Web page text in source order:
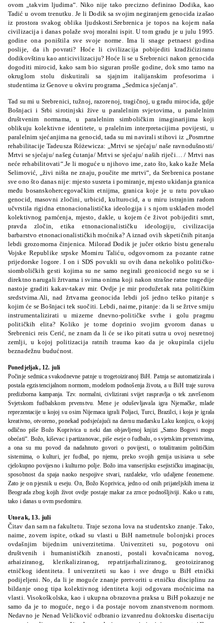
ovom „takvim ljudima“. Niko nije tako precizno definirao Dodika, kao
Tadić u ovom trenutku. Je li Dodik sa svojim negiranjem genocida izašao
iz prostora svakog oblika ljudskosti.Srebrenica je topos na kojem naša
civilizacija i danas polaže svoj moralni ispit. U tom gradu je u julu 1995.
godine ona poništila sve svoje norme. Ima li snage petnaest godina
poslije, da ih povrati? Hoće li civilizacija pobijediti kradžićiziranu
dodikovštinu kao anticivilizaciju? Hoće li se u Srebrenici nakon genocida
dogoditi mirocid, kako sam bio siguran prošle godine, dok smo tamo na
okruglom stolu diskutirali sa sjajnim italijanskim profesorima i
studentima iz Genove u okviru programa „Sedmica sjećanja“.
Tad su mi u Srebrenici, tužnoj, razorenoj, tragičnoj, u gradu mirocida, gdje
Bošnjaci i Srbi sirotinjski žive u paralelnim svjetovima, u paralelnim
društvenim normama, u paralelnim simboličkim imaginarijima koji
oblikuju kolektivne identitete, u pralelnim interpretacijima povijesti, u
paralelnim sjećanjima na genocid, tada su mi navirali stihovi iz „Posmrtne
rehabilitacije Tadeusza Różewicza: „Mrtvi se sjećaju/ naše ravnodušnosti/
Mrtvi se sjećaju/ našeg ćutanja/ Mrtvi se sjećaju/ naših riječi… / Mrtvi nas
neće rehabilitovati“.Je li moguće u njihovo ime, zato što, kako kaže Meša
Selimović, „živi ništa ne znaju, poučite me mrtvi“, da Srebrenica postane
sve ono što danas nije: mjesto susreta i pomiranje, mjesto ukidanja granica
među bosanskohercegovačkim etnijma, granica koje je u ratu povukao
genocid, masovni zločini, urbicid, kulturocid, a u miru istrajnim radom
učvrstila rigidna etnonacionalistička ideologija i s njom usklađen model
kolektivnog pamćenja, mjesto, dakle, u kojem će život pobijediti smrt,
pravda zločin, etika etnonacionalističku ideologiju, civilizacija
barbarstvo etnonacionalističkih moćnika? A iznad ovih skpetičnih pitanja
lebdi grozomorna činjenica. Milorad Dodik je jučer otkrio bistu generalu
Vojske Republike srpske Momiru Taliću, odgovornom za pozante ratne
prijedorske logore. I on i SDS povukli su ovih dana nekoliko političko-
siomboličkih gesti kojima su ne samo negirali geonicocid nego su se i
direktno narugali žrtvama i svima onima koji nakon strašne ratne tragedije
nastoje graditi kakav-takav mir. Ovdje je mir produžetak rata političkim
sredstvima.Ali, nad žrtvama geonocida lebdi još jedno teško pitanje s
kojim će se Bošnjaci tek suočiti. Lebdi, naime, pitanje: da li se žrtve smiju
instrumentalizirati u mizerne dnevno-političke svrhe i golu pragmu
političkih elita? Koliko je tome doprinio svojim gvorom danas u
Srebrenici reis Cerić, ne znam da li će se iko pitati sutra u ovoj nesretnoj
zemlji, u kojoj politizacija ratnih trauma kao da je okupirala cijelu
beznadežnu budućnost.
Ponedjeljak, 12. juli
Počinje sedmica svakodnevne patnje u trogetoiziranoj BiH. Patnja se automatizirala i
postala egzistencijalnom normom, modelom podnošenja života, a u BiH traje surova
predizborna kampanja. Tzv. normalni, civlizirani svijet raspravlja o tek završenom
Svjetskom fudbalskom prvenstvu. Mene je oduševljavala igra Njemačke, mlade
reprezentacije u kojoj su osim Nijemaca igrali Poljaci, Turci, Brazilci, i koja je igrala
kreativno, otvoreno, ponekad podsjećajući na davnu mađarsku Laku konjicu, o kojoj
odlično piše Božo Koprivica u neki dan objavljenoj knjizi „Samo Bogovi mogu
obećati“. Božo, kiševac i partizanovac, piše eseje o fudbalu, o svjetskim prvenstvima,
a ona su mu povod da nadahnuto govori o povijesti, o totalitranim političkim
sistemima, o kulturi, jer fudbal, po njemu, preko svojih genija usisiava u sebe
cjelokupno povijesno i kulturno polje. Božo ima vanserijsku esejističku imaginaciju,
sposobnost da spaja naoko nespojive stvari, razdaleke, vrlo udaljene feonemene.
Zato je on pjesnik u eseju. On, Božo Koprivica, jedno od onih prijateljskih imena iz
Beograda zbog kojih život ovdje postaje makar za zrnce podnošljiviji. Kako u ratu,
tako i danas u ovm psedomiru.
Utorak, 13. juli
Čitav dan sam na fakultetu. Traje sezona lova na studentsko znanje. Tako,
naime, zovem ispite, otkad su vlasti u BiH nametnule bolonjski proces
ovdašnjim bijednim univerzitetima. Univerziteti su, pogotovu oni
društvenih i humanističkih znanosti, postali kovačnicama novog,
arhaiziranog, klerikaliziranog, repatrijarhaliziranog, geotoiziranog
etničkog identiteta. I univerziteti su kao i sve drugo u BiH etnički
podijeljeni. No, da li je moguće znanje pretvoriti u etničku disciplinu za
bildanje onog tipa kolektivnog identiteta koji odgovara moćnicima na
vlasti. Visokoškolska, kao i ukupna obrazovna praksa u BiH pokazuje ne
samo da je to moguće, nego i da postaje novom znanstvenom normom.
Nedavno je Nenad Veličković odbranio izvanrednu doktorsku disertaciju